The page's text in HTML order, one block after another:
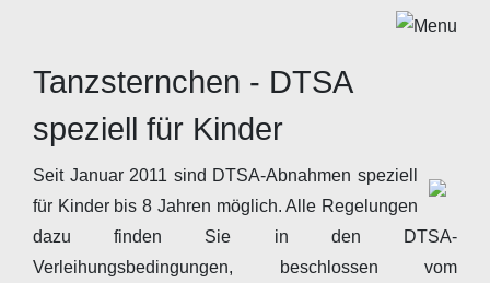
Tanzsternchen - DTSA
speziell für Kinder
Seit Januar 2011 sind DTSA-Abnahmen speziell
für Kinder bis 8 Jahren möglich. Alle Regelungen
dazu finden Sie in den DTSA-
Verleihungsbedingungen, beschlossen vom